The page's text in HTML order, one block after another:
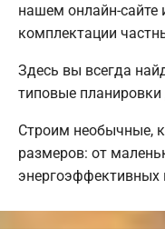
нашем онлайн-сайте
комплектации
Здесь вы всегда
типовые
Строим необычные,
размеров: от
энергоэффективных